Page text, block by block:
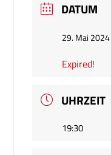
DATUM
29. Mai 2024
Expired!
UHRZEIT
19:30